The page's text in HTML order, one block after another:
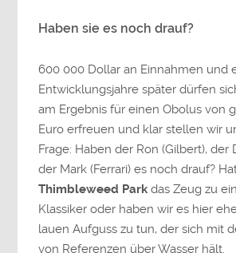
Haben sie es noch drauf?
600 000 Dollar an Einnahmen und
Entwicklungsjahre später dürfen
am Ergebnis für einen Obolus von
Euro erfreuen und klar stellen wir
Frage: Haben der Ron (Gilbert), der
der Mark (Ferrari) es noch drauf?
Thimbleweed Parkdas Zeug zu
Klassiker oder haben wir es hier
lauen Aufguss zu tun, der sich mit
von Referenzen über Wasser hält.